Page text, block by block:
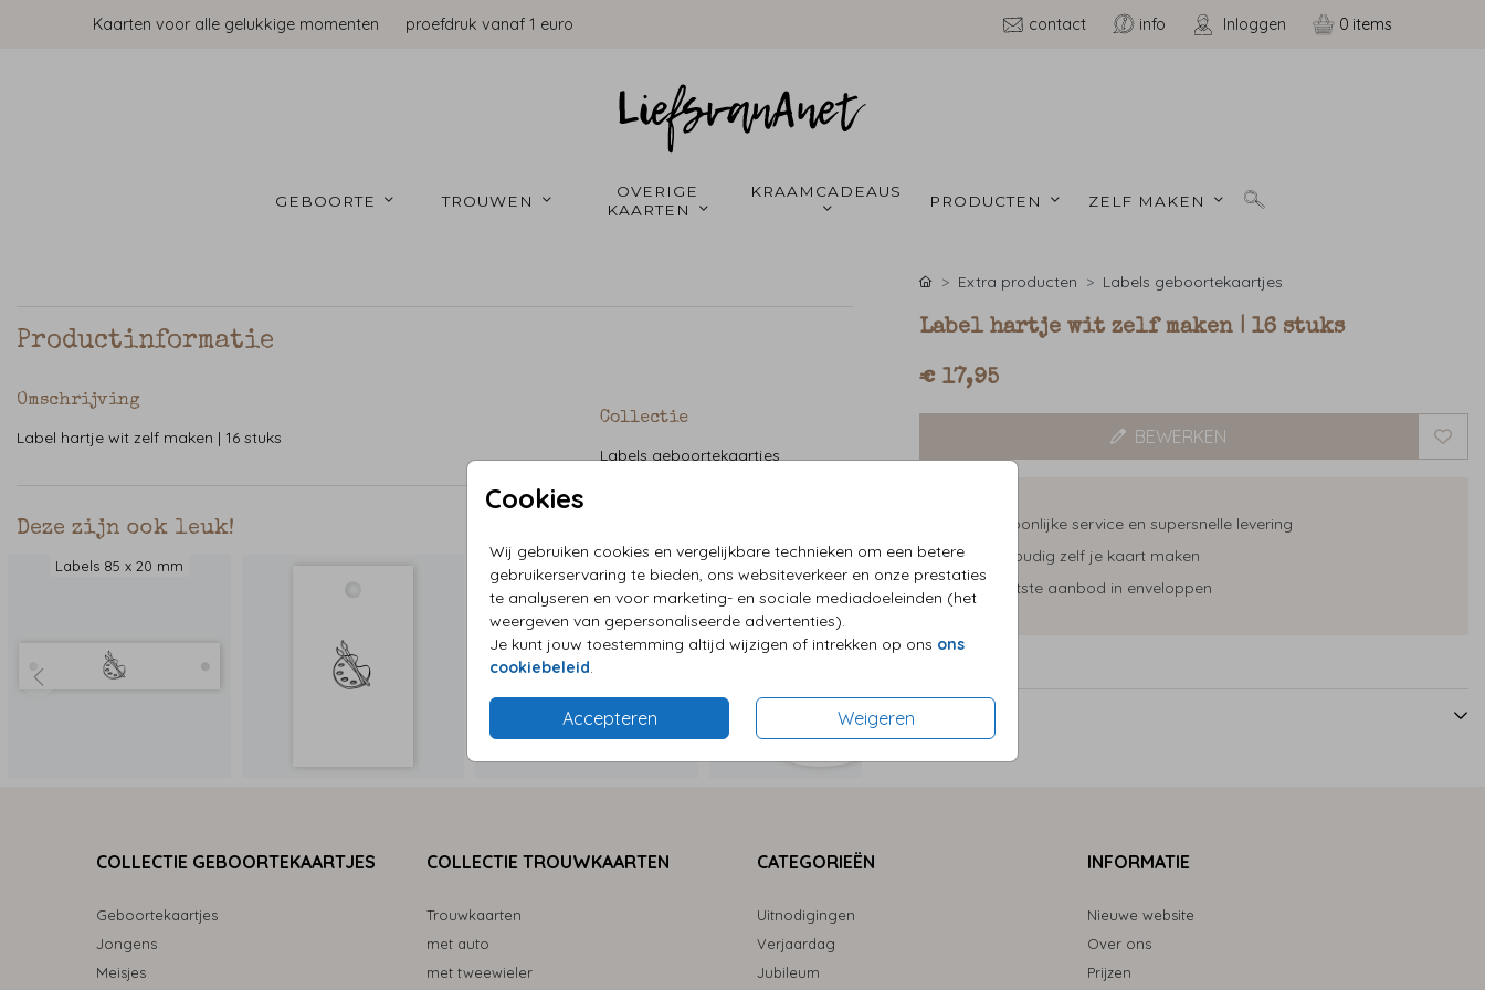
Kaarten voor alle gelukkige momenten proefdruk vanaf 1 euro contact info Inloggen 0
GEBOORTE TROUWEN
OVERIGE
KAARTEN
PRODUCTEN ZELF MAKEN
Cookies
Wij gebruiken cookies en vergelijkbare technieken om een betere
gebruikerservaring te bieden, ons websiteverkeer en onze prestaties
te analyseren en voor marketing- en sociale mediadoeleinden (het
weergeven van gepersonaliseerde advertenties).
Je kunt jouw toestemming altijd wijzigen of intrekken op ons ons
cookiebeleid.
Accepteren Weigeren
Productinformatie
Omschrijving
Label hartje wit zelf maken | 16 stuks
Collectie
Labels geboortekaartjes
Deze zijn ook leuk!
Labels 85 x 20 mm
Extra producten Labels geboortekaartjes
Label hartje wit zelf maken | 16 stuks
€ 17,95
BEWERKEN
Persoonlijke service en supersnelle levering
Eenvoudig zelf je kaart maken
Grootste aanbod in enveloppen
COLLECTIE GEBOORTEKAARTJES
Geboortekaartjes
Jongens
Meisjes
COLLECTIE TROUWKAARTEN
Trouwkaarten
met auto
met tweewieler
CATEGORIEËN
Uitnodigingen
Verjaardag
Jubileum
INFORMATIE
Nieuwe website
Over ons
Prijzen